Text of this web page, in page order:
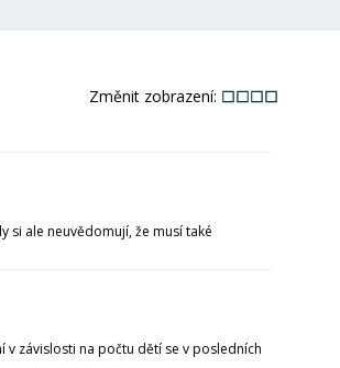
Změnit zobrazení:
si ale neuvědomují, že musí také
závislosti na počtu dětí se v posledních